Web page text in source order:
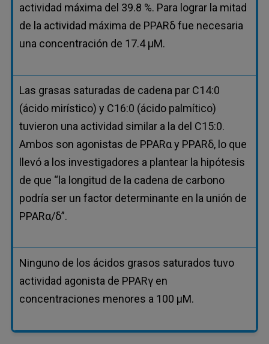
actividad máxima del 39.8 %. Para lograr la mitad
de la actividad máxima de PPARδ fue necesaria
una concentración de 17.4 µM.
Las grasas saturadas de cadena par C14:0
(ácido mirístico) y C16:0 (ácido palmítico)
tuvieron una actividad similar a la del C15:0.
Ambos son agonistas de PPARα y PPARδ, lo que
llevó a los investigadores a plantear la hipótesis
de que “la longitud de la cadena de carbono
podría ser un factor determinante en la unión de
PPARα/δ”.
Ninguno de los ácidos grasos saturados tuvo
actividad agonista de PPARγ en
concentraciones menores a 100 µM.